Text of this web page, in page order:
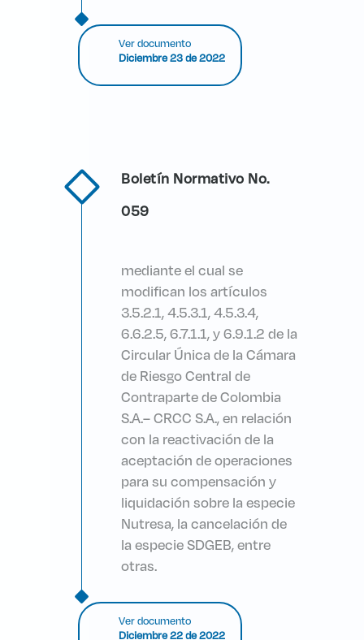
Ver documento
Diciembre 23 de 2022
Boletín Normativo No.
059
mediante el cual se
modifican los artículos
3.5.2.1, 4.5.3.1, 4.5.3.4,
6.6.2.5, 6.7.1.1, y 6.9.1.2 de la
Circular Única de la Cámara
de Riesgo Central de
Contraparte de Colombia
S.A.– CRCC S.A., en relación
con la reactivación de la
aceptación de operaciones
para su compensación y
liquidación sobre la especie
Nutresa, la cancelación de
la especie SDGEB, entre
otras.
Ver documento
Diciembre 22 de 2022